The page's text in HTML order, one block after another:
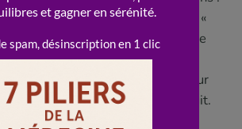
tôt et dormir pendant les heures «
prendre un vrai petit-déjeuner le
est « forte ») et un dîner
elle « ralentit »), s’activer le jour
respecter l’alternance jour/nuit.
ces conseils rejoignent